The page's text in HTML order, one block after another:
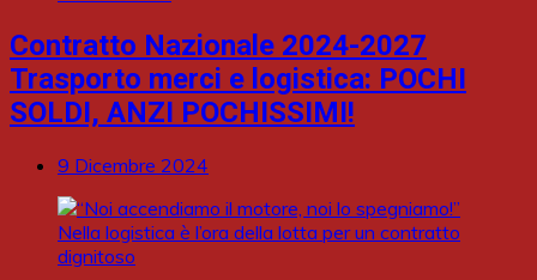
Contratto Nazionale 2024-2027
Trasporto merci e logistica: POCHI
SOLDI, ANZI POCHISSIMI!
9 Dicembre 2024